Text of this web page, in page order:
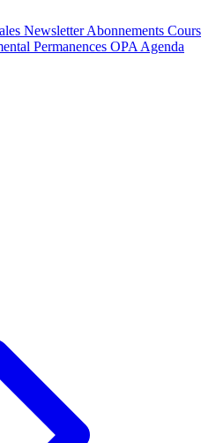
NewsletterAbonnements Cours
Permanences OPA Agenda